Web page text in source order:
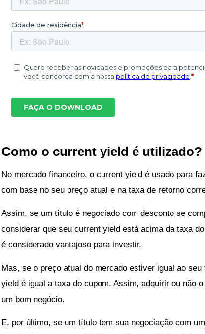
Como o current yield é utilizado?
No mercado financeiro, o current yield é usado para
com base no seu preço atual e na taxa de retorno
Assim, se um título é negociado com desconto se
considerar que seu current yield está acima da taxa
é considerado vantajoso para investir.
Mas, se o preço atual do mercado estiver igual ao
yield é igual a taxa do cupom. Assim, adquirir ou não
um bom negócio.
E, por último, se um título tem sua negociação com